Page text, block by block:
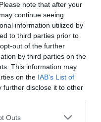
note that after your
continue seeing
information utilized by
to third parties prior to
out of the further
by third parties on the
This information may
on the IAB’s List of
further disclose it to other
Outs
ανταγωνιστές
μεριδίων σε 9 από
του Αυγούστου:
φεύγουν από Πειραιά,
που καθορίζει νέες
συζητάμε όσο οι ΗΠΑ